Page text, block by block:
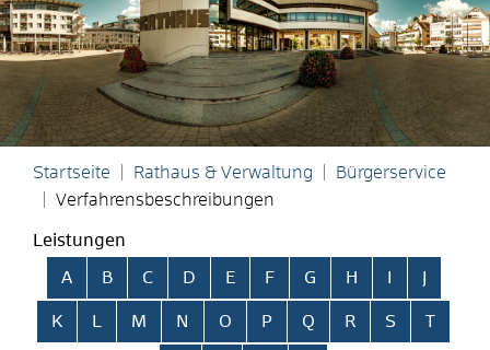
Startseite Rathaus & Verwaltung
Bürgerservice
Verfahrensbeschreibungen
Leistungen
Alphabetisches Register überspringen
A B C D E F G H
K L M N O P Q R S T